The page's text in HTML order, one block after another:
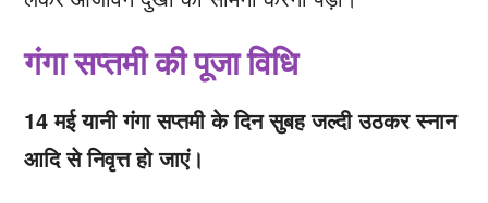
गंगा सप्तमी की पूजा विधि
14 मई यानी गंगा सप्तमी के दिन सुबह जल्दी उठकर स्नान
आदि से निवृत्त हो जाएं।